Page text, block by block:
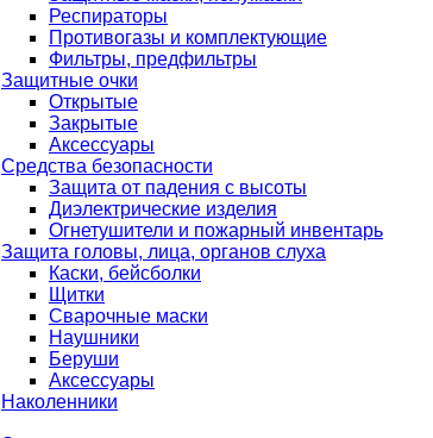
Респираторы
Противогазы и комплектующие
Фильтры, предфильтры
Защитные очки
Открытые
Закрытые
Аксессуары
Средства безопасности
Защита от падения с высоты
Диэлектрические изделия
Огнетушители и пожарный инвентарь
Защита головы, лица, органов слуха
Каски, бейсболки
Щитки
Сварочные маски
Наушники
Беруши
Аксессуары
Наколенники